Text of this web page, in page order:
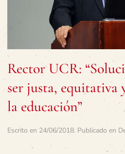
Rector UCR:
ser justa, equitativa
la educación”
Escrito en 24/06/2018. Publicado en